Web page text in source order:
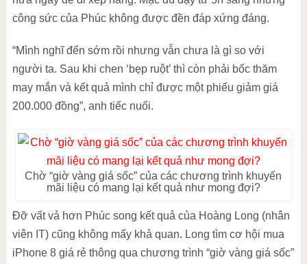
công sức của Phúc không được đền đáp xứng đáng.
“Mình nghĩ đến sớm rồi nhưng vẫn chưa là gì so với
người ta. Sau khi chen ‘bẹp ruột’ thì còn phải bốc thăm
may mắn và kết quả mình chỉ được một phiếu giảm giá
200.000 đồng”, anh tiếc nuối.
Chờ “giờ vàng giá sốc” của các chương trình khuyến
mãi liệu có mang lại kết quả như mong đợi?
Đỡ vất vả hơn Phúc song kết quả của Hoàng Long (nhân
viên IT) cũng không mấy khả quan. Long tìm cơ hội mua
iPhone 8 giá rẻ thông qua chương trình “giờ vàng giá sốc”